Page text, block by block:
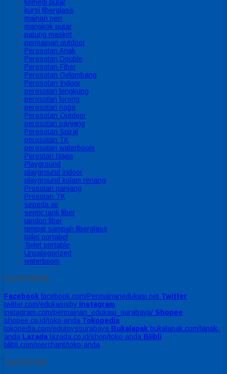
komedi putar
kursi fiberglass
mainan perr
mangkok putar
patung maskot
permainan outdoor
Perosotan Anak
Perosotan Double
Perosotan Fiber
Perosotan Gelombang
Perosotan Indoor
perosotan lengkung
perosotan lorong
perosotan naga
Perosotan Outdoor
perosotan panjang
Perosotan Spiral
perosotan TK
perosotan waterboom
Perostan Naga
Playground
playground indoor
playground kolam renang
Prosotan panjang
Prosotan TK
sepeda air
septic tank fiber
tandon fiber
tempat sampah fiberglass
toilet portabel
Toilet portable
Uncategorized
waterboom
Social Media
Facebook facebook.com/Permainanedukasi.net Twitter
twitter.com/edukasisby Instagram
instagram.com/permainan_edukasi_surabaya/ Shopee
shopee.co.id/toko-anda Tokopedia
tokopedia.com/edutoyssurabaya Bukalapak bukalapak.com/lapak-
anda Lazada lazada.co.id/shop/toko-anda Blibli
blibli.com/merchant/toko-anda
Testimonial